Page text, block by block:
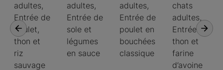
adultes,
Entrée de
poulet,
thon et
riz
sauvage
adultes,
Entrée de
sole et
légumes
en sauce
adultes,
Entrée de
poulet en
bouchées
classique
chats
adultes,
Entrée de
thon et
farine
d’avoine